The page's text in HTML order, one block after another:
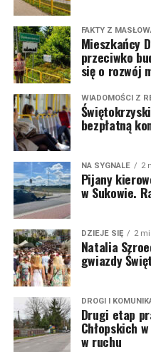
FAKTY Z
Mieszkańcy
przeciwko
się o rozwój
WIADOMOŚCI Z
bezpłatną
NA SYGNALE 2
Pijany
w Sukowie.
DZIEJE SIĘ 2
Natalia
gwiazdy
DROGI I
Drugi etap
Chłopskich
w ruchu